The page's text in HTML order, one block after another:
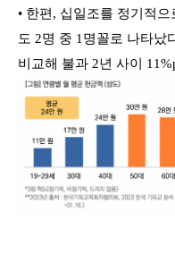
• 한편, 십일조를 정기적
도 2명 중 1명꼴로 나타났
비교해 불과 2년 사이